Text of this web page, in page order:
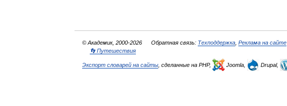
© Академик, 2000-2026 Обратная связь: Техподдержка Реклама на сайте
👣 Путешествия
Экспорт словарей на сайты , сделанные на PHP, Joomla, Drupal,